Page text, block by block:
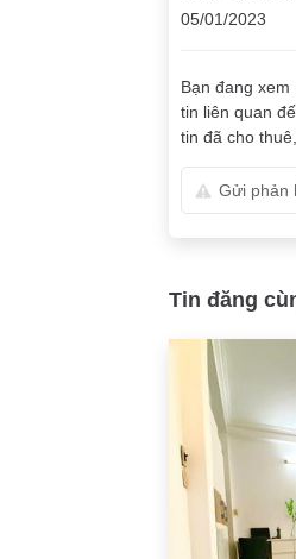
05/01/2023
Bạn đang xem
tin liên quan
tin đã cho
Gửi phản
Tin đăng